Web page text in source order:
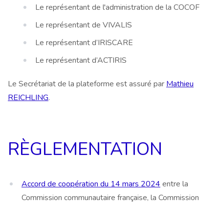
Le représentant de l'administration de la COCOF
Le représentant de VIVALIS
Le représentant d’IRISCARE
Le représentant d’ACTIRIS
Le Secrétariat de la plateforme est assuré par Mathieu
REICHLING.
RÈGLEMENTATION
Accord de coopération du 14 mars 2024 entre la
Commission communautaire française, la Commission